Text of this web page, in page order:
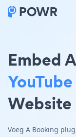
Embed
YouTube
Website
Voeg A Booking